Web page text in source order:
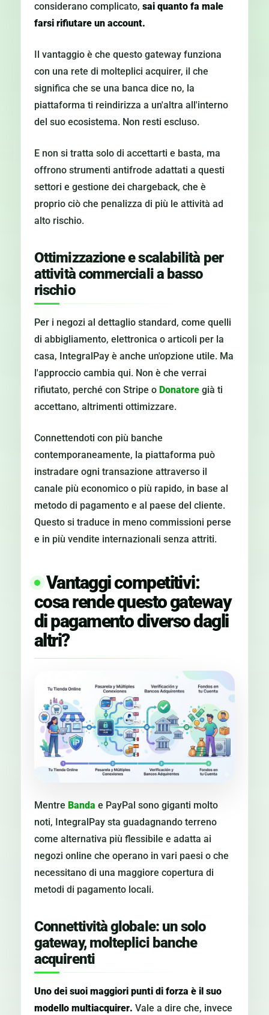
considerano complicato, sai quanto fa male
farsi rifiutare un account.
Il vantaggio è che questo gateway funziona
con una rete di molteplici acquirer, il che
significa che se una banca dice no, la
piattaforma ti reindirizza a un'altra all'interno
del suo ecosistema. Non resti escluso.
E non si tratta solo di accettarti e basta, ma
offrono strumenti antifrode adattati a questi
settori e gestione dei chargeback, che è
proprio ciò che penalizza di più le attività ad
alto rischio.
Ottimizzazione e scalabilità per
attività commerciali a basso
rischio
Per i negozi al dettaglio standard, come quelli
di abbigliamento, elettronica o articoli per la
casa, IntegralPay è anche un'opzione utile. Ma
l'approccio cambia qui. Non è che verrai
rifiutato, perché con Stripe o Donatore già ti
accettano, altrimenti ottimizzare.
Connettendoti con più banche
contemporaneamente, la piattaforma può
instradare ogni transazione attraverso il
canale più economico o più rapido, in base al
metodo di pagamento e al paese del cliente.
Questo si traduce in meno commissioni perse
e in più vendite internazionali senza attriti.
Vantaggi competitivi:
cosa rende questo gateway
di pagamento diverso dagli
altri?
Mentre Banda e PayPal sono giganti molto
noti, IntegralPay sta guadagnando terreno
come alternativa più flessibile e adatta ai
negozi online che operano in vari paesi o che
necessitano di una maggiore copertura di
metodi di pagamento locali.
Connettività globale: un solo
gateway, molteplici banche
acquirenti
Uno dei suoi maggiori punti di forza è il suo
modello multiacquirer. Vale a dire che, invece